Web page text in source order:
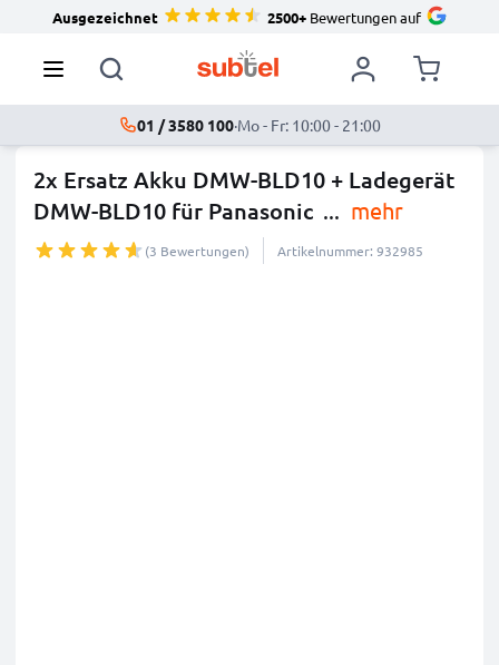
Ausgezeichnet 2500+Bewertungen auf
01 / 3580 100·Mo - Fr: 10:00 - 21:00
2x Ersatz Akku DMW-BLD10 + Ladegerät
DMW-BLD10 für Panasonic ... mehr
(3 Bewertungen) Artikelnummer: 932985